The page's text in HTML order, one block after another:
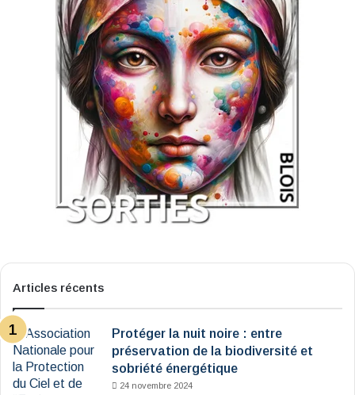
Articles récents
Protéger la nuit noire : entre
préservation de la biodiversité et
sobriété énergétique
24 novembre 2024